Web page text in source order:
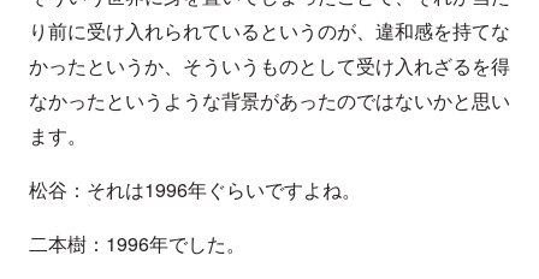
り前に受け入れられているというのが、違和感を持てな
かったというか、そういうものとして受け入れざるを得
なかったというような背景があったのではないかと思い
ます。
松谷：それは1996年ぐらいですよね。
二本樹：1996年でした。